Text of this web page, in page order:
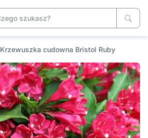
Krzewuszka cudowna Bristol Ruby